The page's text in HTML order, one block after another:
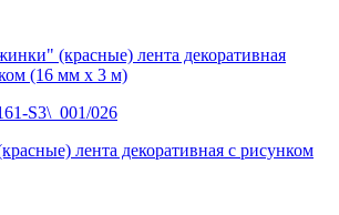
S3\_001/026
лента декоративная с рисунком